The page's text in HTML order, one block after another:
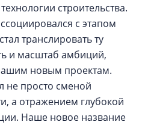
строительства.
с этапом
транслировать ту
и масштаб амбиций,
новым проектам.
не просто сменой
а отражением глубокой
Наше новое название